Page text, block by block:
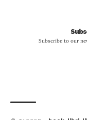
Subscribe to our